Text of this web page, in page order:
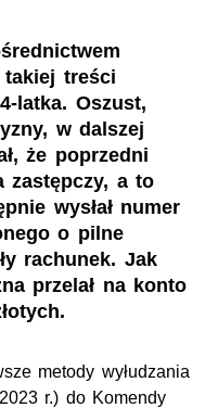
treści
latka. Oszust,
w dalszej
że poprzedni
zastępczy, a to
wysłał numer
o pilne
rachunek. Jak
przelał na konto
metody wyłudzania
r.) do Komendy